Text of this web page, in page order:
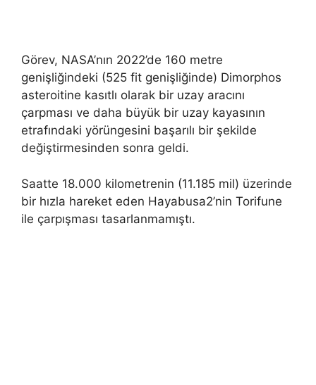
Görev, NASA’nın 2022’de 160 metre
genişliğindeki (525 fit genişliğinde) Dimorphos
asteroitine kasıtlı olarak bir uzay aracını
çarpması ve daha büyük bir uzay kayasının
etrafındaki yörüngesini başarılı bir şekilde
değiştirmesinden sonra geldi.
Saatte 18.000 kilometrenin (11.185 mil) üzerinde
bir hızla hareket eden Hayabusa2’nin Torifune
ile çarpışması tasarlanmamıştı.